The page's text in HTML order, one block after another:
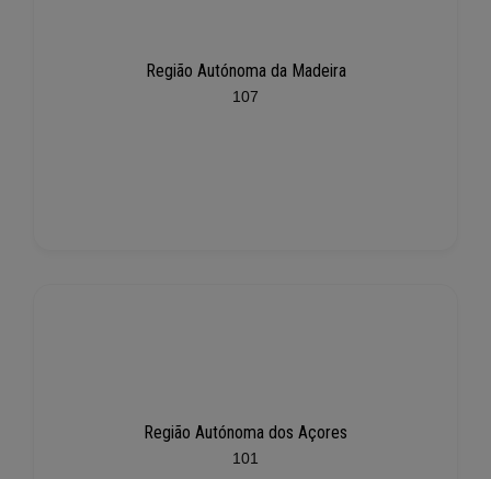
Região Autónoma da Madeira
107
Região Autónoma dos Açores
101